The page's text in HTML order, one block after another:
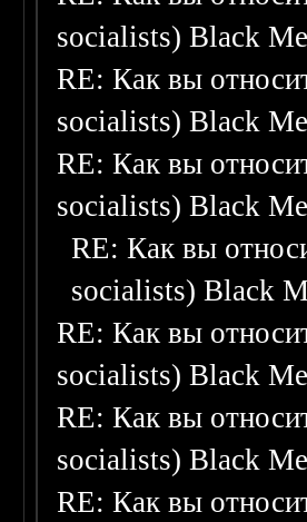
socialists) Black
RE: Как вы
socialists) Black
RE: Как вы
socialists) Black
RE: Как вы
socialists) Black
RE: Как вы
socialists) Black
RE: Как вы
socialists) Black
RE: Как вы